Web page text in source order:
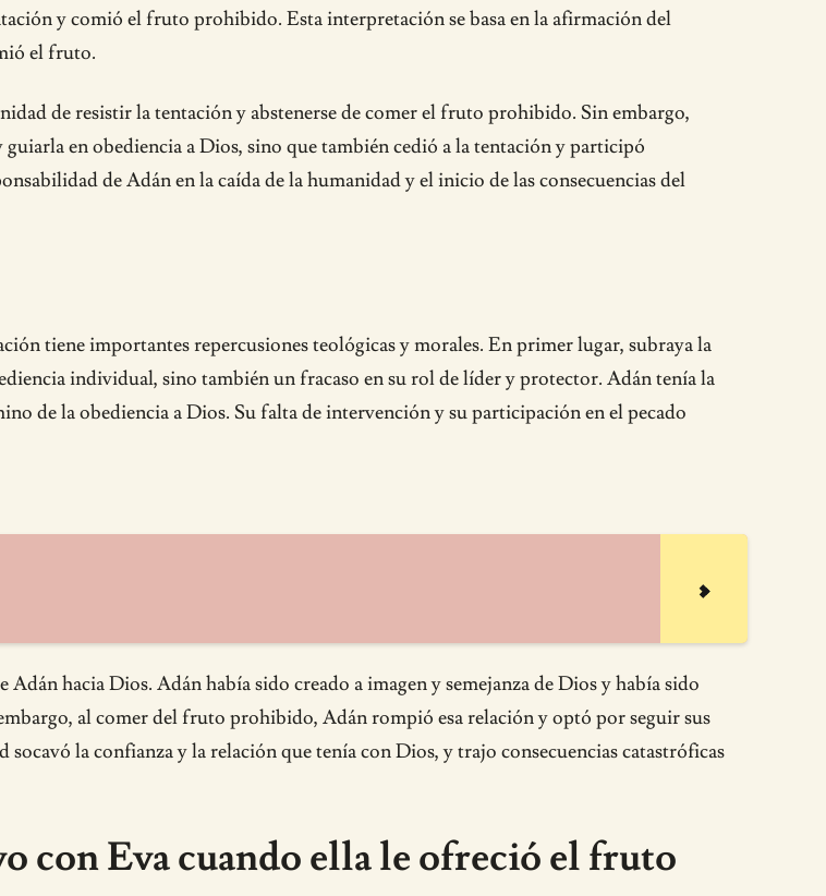
y comió el fruto prohibido. Esta interpretación se basa en la afirmación del
el fruto.
de resistir la tentación y abstenerse de comer el fruto prohibido. Sin embargo,
en obediencia a Dios, sino que también cedió a la tentación y participó
de Adán en la caída de la humanidad y el inicio de las consecuencias del
tiene importantes repercusiones teológicas y morales. En primer lugar, subraya la
individual, sino también un fracaso en su rol de líder y protector. Adán tenía la
de la obediencia a Dios. Su falta de intervención y su participación en el pecado
hacia Dios. Adán había sido creado a imagen y semejanza de Dios y había sido
al comer del fruto prohibido, Adán rompió esa relación y optó por seguir sus
la confianza y la relación que tenía con Dios, y trajo consecuencias catastróficas
con Eva cuando ella le ofreció el fruto